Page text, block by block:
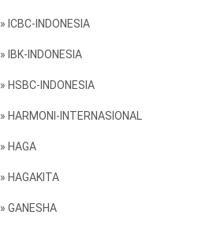
» ICBC-INDONESIA
» IBK-INDONESIA
» HSBC-INDONESIA
» HARMONI-INTERNASIONAL
» HAGA
» HAGAKITA
» GANESHA